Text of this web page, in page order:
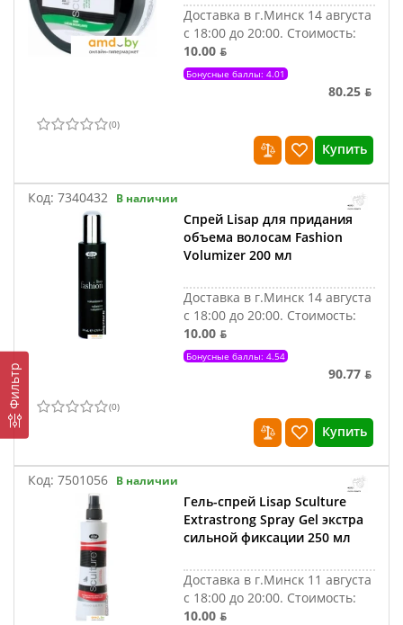
Фильтр
Доставка в г.Минск 14 августа
с 18:00 до 20:00. Стоимость:
10.00 ƃ
Бонусные баллы: 4.01
80.25 ƃ
(0)
Купить
Код: 7340432 В наличии
Спрей Lisap для придания
объема волосам Fashion
Volumizer 200 мл
Доставка в г.Минск 14 августа
с 18:00 до 20:00. Стоимость:
10.00 ƃ
Бонусные баллы: 4.54
90.77 ƃ
(0)
Купить
Код: 7501056 В наличии
Гель-спрей Lisap Sculture
Extrastrong Spray Gel экстра
сильной фиксации 250 мл
Доставка в г.Минск 11 августа
с 18:00 до 20:00. Стоимость:
10.00 ƃ